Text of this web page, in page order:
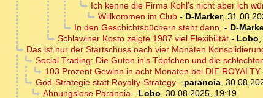
Ich kenne die Firma Kohl's nicht aber ich
Willkommen im Club- D-Marker,
In den Geschichtsbüchern steht dann, - D-
Schlawiner Kosto zeigte 1987 viel Flexibilität- Lobo,
Das ist nur der Startschuss nach vier Monaten
Social Trading: Die Guten in's Töpfchen und die
103 Prozent Gewinn in acht Monaten bei DIE
God-Strategie statt Royalty-Strategy- paranoia,
Ahnungslose Paranoia- Lobo, 30.08.2025, 19:19